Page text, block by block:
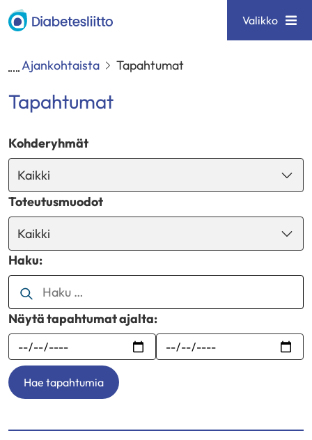
Siirry
sisältöön
Diabetesliitto Valikko
Ajankohtaista Tapahtumat
Tapahtumat
Kohderyhmät
Toteutusmuodot
Haku:
Näytä tapahtumat ajalta:
Alkaen Päättyen
Hae tapahtumia